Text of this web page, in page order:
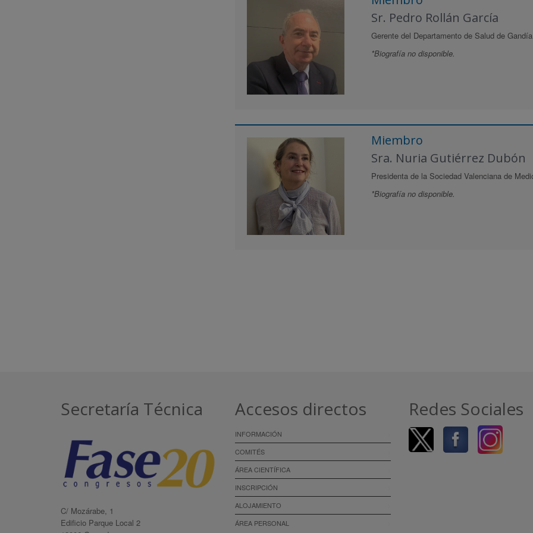
Sr. Pedro Rollán García
Gerente del Departamento de Salud de
*Biografía no disponible.
Miembro
Sra. Nuria Gutiérrez Dubón
Presidenta de la Sociedad Valenciana de
*Biografía no disponible.
Secretaría Técnica
C/ Mozárabe, 1
Edificio Parque Local 2
Accesos directos
INFORMACIÓN
COMITÉS
ÁREA CIENTÍFICA
INSCRIPCIÓN
ALOJAMIENTO
ÁREA PERSONAL
Redes Sociales